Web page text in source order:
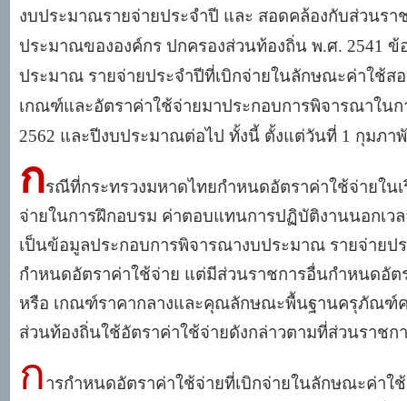
งบประมาณรายจ่ายประจำปี และ สอดคล้องกับส่วนรา
ประมาณขององค์กร ปกครองส่วนท้องถิ่น พ.ศ. 2541
ประมาณ รายจ่ายประจำปีที่เบิกจ่ายในลักษณะค่าใช้
เกณฑ์และอัตราค่าใช้จ่ายมาประกอบการพิจารณาใน
2562 และปีงบประมาณต่อไป ทั้งนี้ ตั้งแต่วันที่ 1 กุมภา
กรณีที่กระทรวงมหาดไทยกำหนดอัตราค่าใช้จ่ายใน
จ่ายในการฝึกอบรม ค่าตอบแทนการปฏิบัติงานนอกเว
เป็นข้อมูลประกอบการพิจารณางบประมาณ รายจ่ายป
กำหนดอัตราค่าใช้จ่าย แต่มีส่วนราชการอื่นกำหนดอั
หรือ เกณฑ์ราคากลางและคุณลักษณะพื้นฐานครุภัณฑ์ค
ส่วนท้องถิ่นใช้อัตราค่าใช้จ่ายดังกล่าวตามที่ส่วนราชก
การกำหนดอัตราค่าใช้จ่ายที่เบิกจ่ายในลักษณะค่า